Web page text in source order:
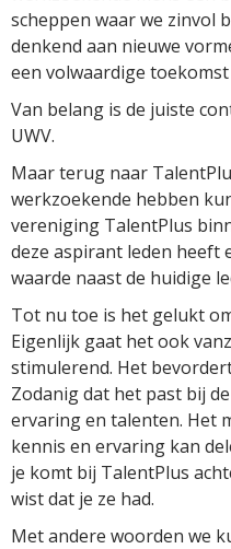
scheppen waar we zinvol
denkend aan nieuwe
een volwaardige
Van belang is de juiste
UWV.
Maar terug naar
werkzoekende hebben
vereniging TalentPlus
deze aspirant leden heeft
waarde naast de huidige
Tot nu toe is het gelukt
Eigenlijk gaat het ook
stimulerend. Het
Zodanig dat het past bij
ervaring en talenten. Het
kennis en ervaring kan
je komt bij TalentPlus
wist dat je ze had.
Met andere woorden we